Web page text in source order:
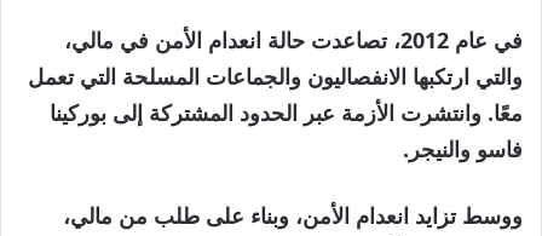
في عام 2012، تصاعدت حالة انعدام الأمن في مالي،
والتي ارتكبها الانفصاليون والجماعات المسلحة التي تعمل
معًا. وانتشرت الأزمة عبر الحدود المشتركة إلى بوركينا
فاسو والنيجر.
ووسط تزايد انعدام الأمن، وبناء على طلب من مالي،